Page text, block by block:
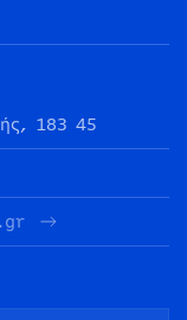
183 45